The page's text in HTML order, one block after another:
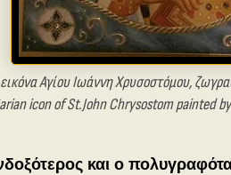
Αγίου Ιωάννη Χρυσοστόμου,
icon of St.John Chrysostom painted
και ο